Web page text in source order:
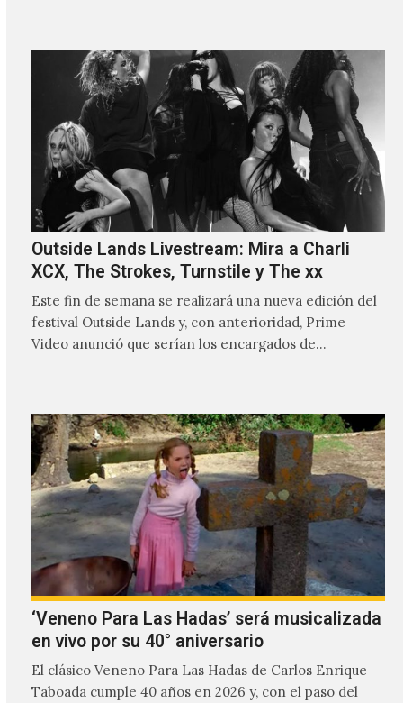
Outside Lands Livestream: Mira a Charli
XCX, The Strokes, Turnstile y The xx
Este fin de semana se realizará una nueva edición del
festival Outside Lands y, con anterioridad, Prime
Video anunció que serían los encargados de
‘Veneno Para Las Hadas’ será musicalizada
en vivo por su 40° aniversario
El clásico Veneno Para Las Hadas de Carlos Enrique
Taboada cumple 40 años en 2026 y, con el paso del